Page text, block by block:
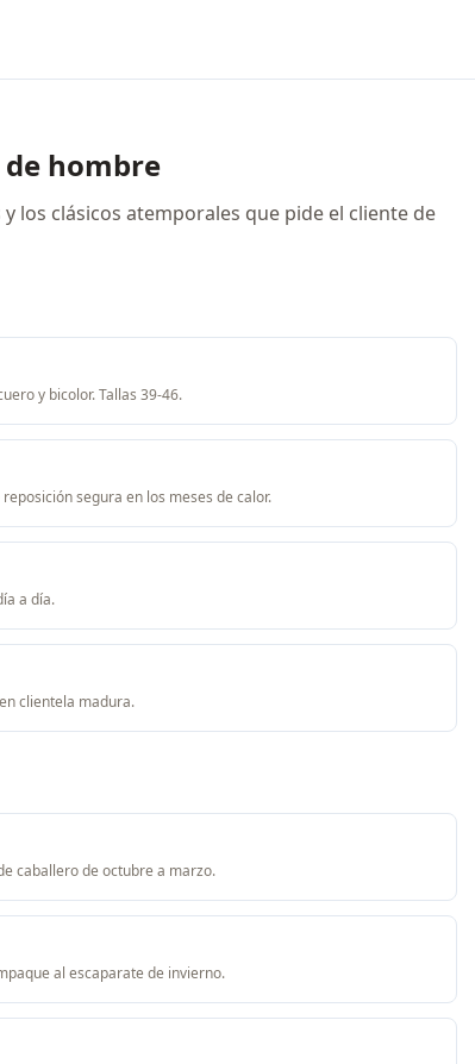
hombre
los clásicos atemporales que pide el cliente de
y bicolor. Tallas 39-46.
segura en los meses de calor.
a día.
clientela madura.
caballero de octubre a marzo.
al escaparate de invierno.